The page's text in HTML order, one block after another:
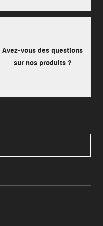
Avez-vous des questions
sur nos produits ?